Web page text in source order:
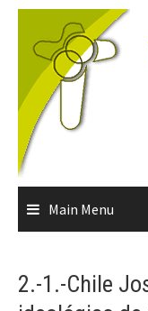
Skip
content
Main Menu
2.-1.-Chile